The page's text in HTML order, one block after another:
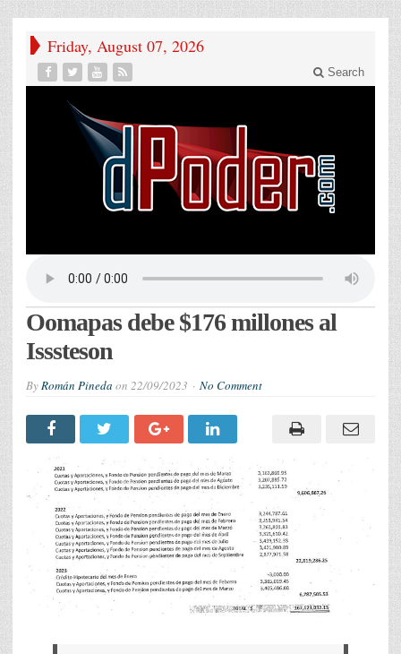
Friday, August 07, 2026
Search
Oomapas debe $176 millones al
Isssteson
ByRomán Pineda on 22/09/2023 No Comment